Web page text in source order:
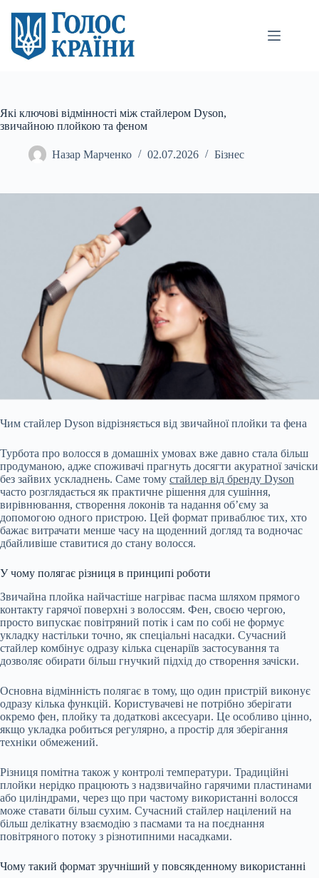
вмісту
Які ключові відмінності між стайлером Dyson,
звичайною плойкою та феном
Назар Марченко 02.07.2026 Бізнес
Чим стайлер Dyson відрізняється від звичайної плойки та фена
Турбота про волосся в домашніх умовах вже давно стала більш
продуманою, адже споживачі прагнуть досягти акуратної зачіски
без зайвих ускладнень. Саме тому стайлер від бренду Dyson
часто розглядається як практичне рішення для сушіння,
вирівнювання, створення локонів та надання об’єму за
допомогою одного пристрою. Цей формат приваблює тих, хто
бажає витрачати менше часу на щоденний догляд та водночас
дбайливіше ставитися до стану волосся.
У чому полягає різниця в принципі роботи
Звичайна плойка найчастіше нагріває пасма шляхом прямого
контакту гарячої поверхні з волоссям. Фен, своєю чергою,
просто випускає повітряний потік і сам по собі не формує
укладку настільки точно, як спеціальні насадки. Сучасний
стайлер комбінує одразу кілька сценаріїв застосування та
дозволяє обирати більш гнучкий підхід до створення зачіски.
Основна відмінність полягає в тому, що один пристрій виконує
одразу кілька функцій. Користувачеві не потрібно зберігати
окремо фен, плойку та додаткові аксесуари. Це особливо цінно,
якщо укладка робиться регулярно, а простір для зберігання
техніки обмежений.
Різниця помітна також у контролі температури. Традиційні
плойки нерідко працюють з надзвичайно гарячими пластинами
або циліндрами, через що при частому використанні волосся
може ставати більш сухим. Сучасний стайлер націлений на
більш делікатну взаємодію з пасмами та на поєднання
повітряного потоку з різнотипними насадками.
Чому такий формат зручніший у повсякденному використанні